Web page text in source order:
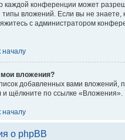
каждой конференции может
вложений. Если вы не знаете,
с администратором
началу
мои вложения?
добавленных вами вложений,
и щёлкните по ссылке «Вложения».
началу
о phpBB